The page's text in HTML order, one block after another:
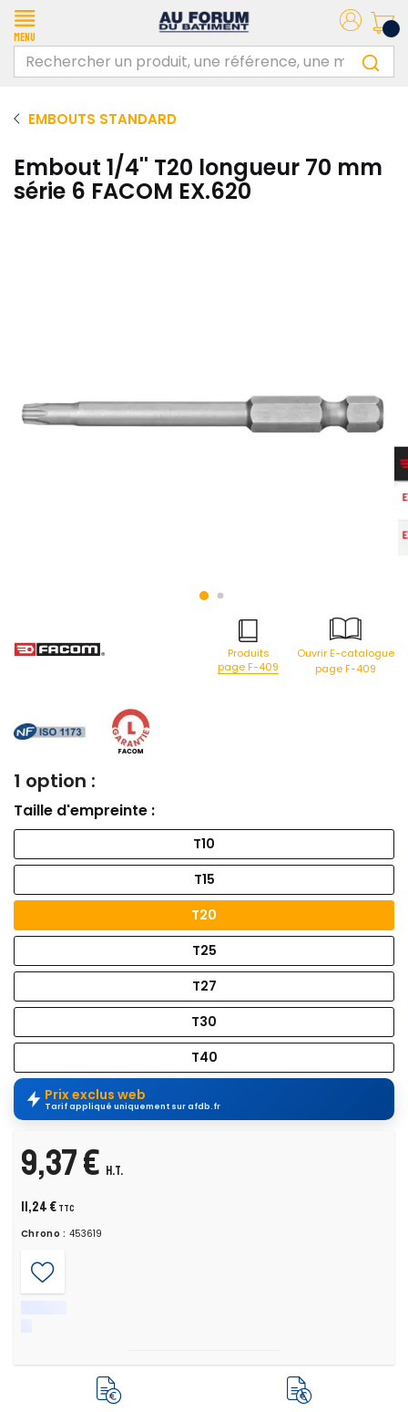
Menu
EMBOUTS STANDARD
Embout 1/4'' T20 longueur 70 mm
série 6 FACOM EX.620
Produits
page F-409
Ouvrir E-catalogue
page F-409
1 option :
Taille d'empreinte :
T10
T15
T20
T25
T27
T30
T40
Prix exclus web
Tarif appliqué uniquement sur afdb.fr
9,37 € H.T.
11,24 € TTC
Chrono : 453619